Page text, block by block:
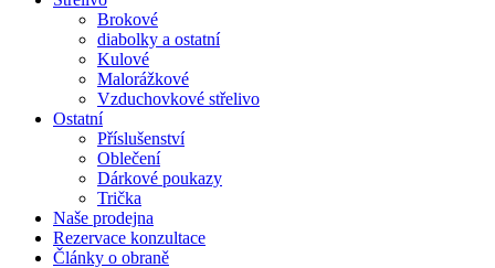
Brokové
diabolky a ostatní
Kulové
Malorážkové
Vzduchovkové střelivo
Ostatní
Příslušenství
Oblečení
Dárkové poukazy
Trička
Naše prodejna
Rezervace konzultace
Články o obraně